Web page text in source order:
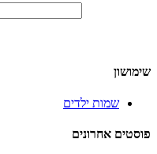
שימושון
שמות ילדים
פוסטים אחרונים